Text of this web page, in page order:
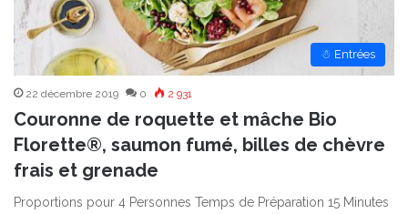
☃ Entrées
22 décembre 2019 0 2 931
Couronne de roquette et mâche Bio
Florette®, saumon fumé, billes de chèvre
frais et grenade
Proportions pour 4 Personnes Temps de Préparation 15 Minutes